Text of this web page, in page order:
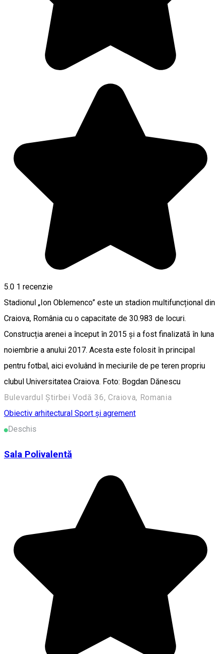
5.0 1 recenzie
Stadionul „Ion Oblemenco” este un stadion multifuncțional din
Craiova, România cu o capacitate de 30.983 de locuri.
Construcția arenei a început în 2015 și a fost finalizată în luna
noiembrie a anului 2017. Acesta este folosit în principal
pentru fotbal, aici evoluând în meciurile de pe teren propriu
clubul Universitatea Craiova. Foto: Bogdan Dănescu
Bulevardul Știrbei Vodă 36, Craiova, Romania
Obiectiv arhitectural Sport și agrement
Deschis
Sala Polivalentă